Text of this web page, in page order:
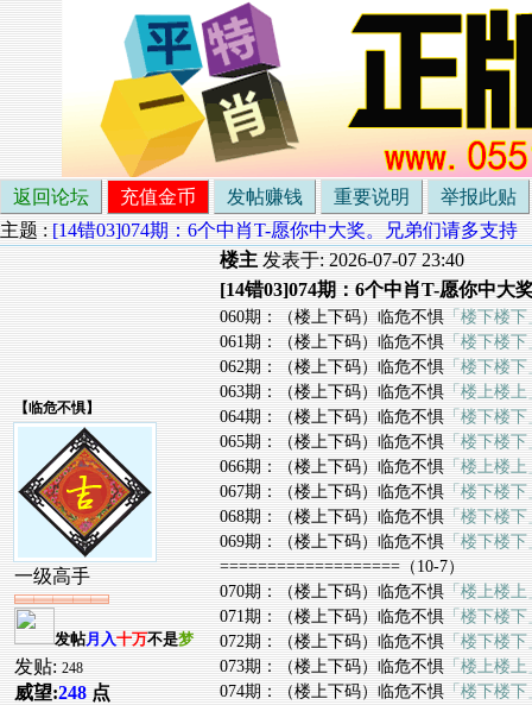
返回论坛 充值金币 发帖赚钱 重要说明
举报此贴
主题 : [14错03]074期：6个中肖T-愿你中大奖。兄弟们请多支持
【临危不惧】
一级高手
发帖月入十万不是梦
发贴: 248
威望:248 点
楼主 发表于: 2026-07-07 23:40
[14错03]074期：6个中肖T-愿你中大
060期：（楼上下码）临危不惧 「楼下楼下
061期：（楼上下码）临危不惧 「楼下楼下
062期：（楼上下码）临危不惧 「楼下楼下
063期：（楼上下码）临危不惧 「楼上楼上
064期：（楼上下码）临危不惧 「楼下楼下
065期：（楼上下码）临危不惧 「楼下楼下
066期：（楼上下码）临危不惧 「楼上楼上
067期：（楼上下码）临危不惧 「楼下楼下
068期：（楼上下码）临危不惧 「楼下楼下
069期：（楼上下码）临危不惧 「楼下楼下
===================（10-7）
070期：（楼上下码）临危不惧 「楼上楼上
071期：（楼上下码）临危不惧 「楼下楼下
072期：（楼上下码）临危不惧 「楼下楼下
073期：（楼上下码）临危不惧 「楼上楼上
074期：（楼上下码）临危不惧 「楼下楼下